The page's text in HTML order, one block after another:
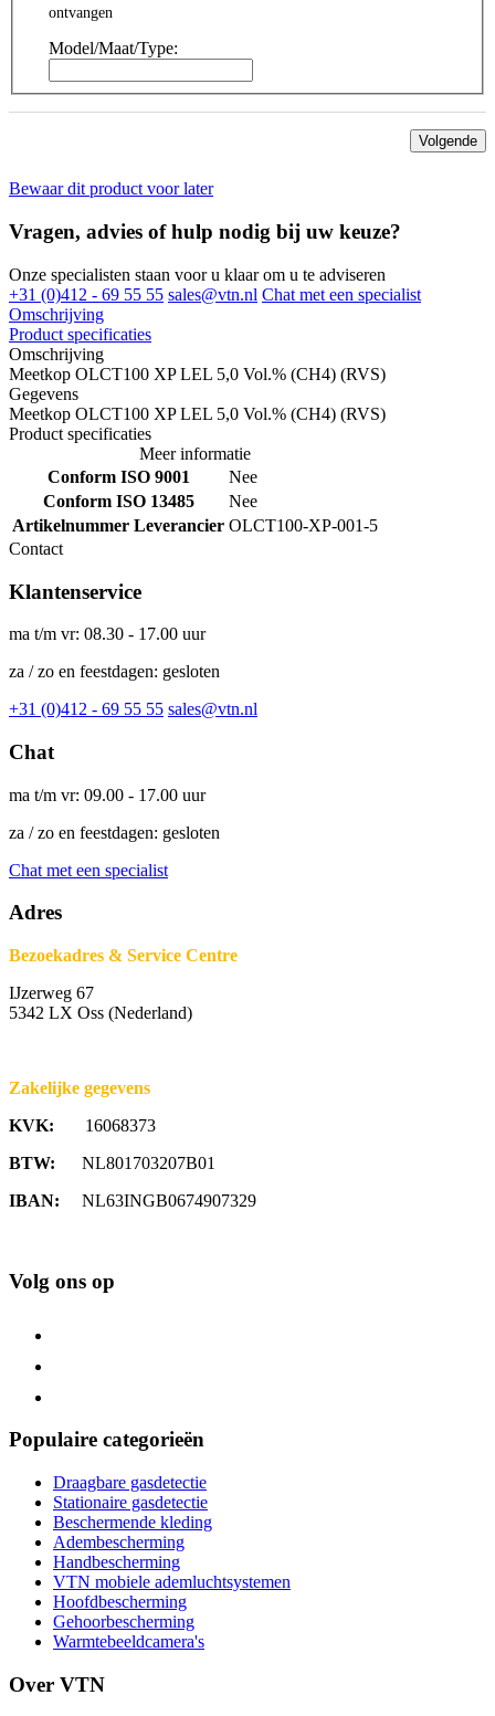
ontvangen
Model/Maat/Type:
Volgende
Bewaar dit product voor later
Vragen, advies of hulp nodig bij uw keuze?
Onze specialisten staan voor u klaar om u te adviseren
+31 (0)412 - 69 55 55 sales@vtn.nl Chat met een specialist
Omschrijving
Product specificaties
Omschrijving
Meetkop OLCT100 XP LEL 5,0 Vol.% (CH4) (RVS)
Gegevens
Meetkop OLCT100 XP LEL 5,0 Vol.% (CH4) (RVS)
Product specificaties
Meer informatie
Conform ISO 9001
Nee
Conform ISO 13485
Nee
Artikelnummer Leverancier OLCT100-XP-001-5
Contact
Klantenservice
ma t/m vr: 08.30 - 17.00 uur
za / zo en feestdagen: gesloten
+31 (0)412 - 69 55 55 sales@vtn.nl
Chat
ma t/m vr: 09.00 - 17.00 uur
za / zo en feestdagen: gesloten
Chat met een specialist
Adres
Bezoekadres & Service Centre
IJzerweg 67
5342 LX Oss (Nederland)
Zakelijke gegevens
KVK: 16068373
BTW: NL801703207B01
IBAN: NL63INGB0674907329
Volg ons op
Populaire categorieën
Draagbare gasdetectie
Stationaire gasdetectie
Beschermende kleding
Adembescherming
Handbescherming
VTN mobiele ademluchtsystemen
Hoofdbescherming
Gehoorbescherming
Warmtebeeldcamera's
Over VTN